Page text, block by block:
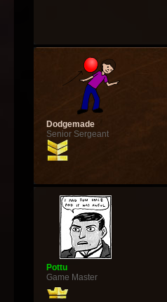
Dodgemade
Senior Sergeant
Pottu
Game Master